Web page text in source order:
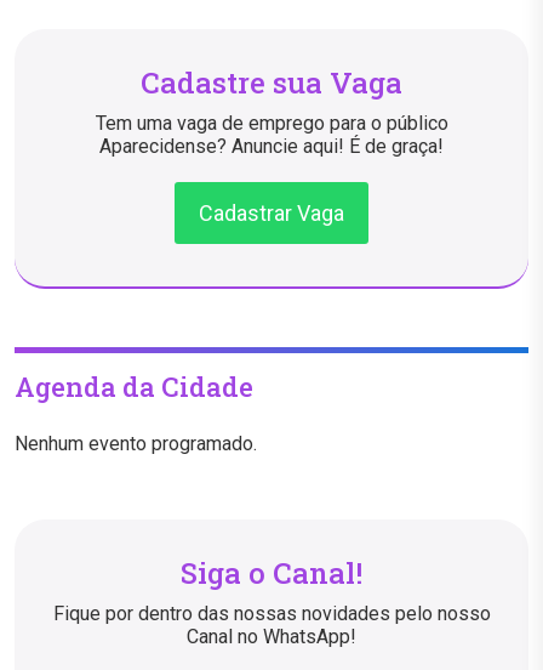
Cadastre sua Vaga
Tem uma vaga de emprego para o público
Aparecidense? Anuncie aqui! É de graça!
Cadastrar Vaga
Agenda da Cidade
Nenhum evento programado.
Siga o Canal!
Fique por dentro das nossas novidades pelo nosso
Canal no WhatsApp!